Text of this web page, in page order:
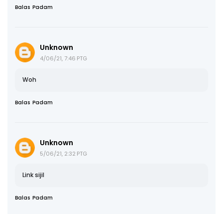
Balas Padam
Unknown
4/06/21, 7:46 PTG
Woh
Balas Padam
Unknown
5/06/21, 2:32 PTG
Link sijil
Balas Padam